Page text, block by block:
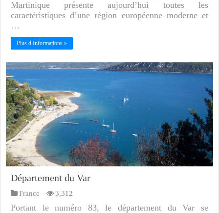
Martinique présente aujourd’hui toutes les
caractéristiques d’une région européenne moderne et
…
Plus d Informations »
Département du Var
France 3,312
Portant le numéro 83, le département du Var se